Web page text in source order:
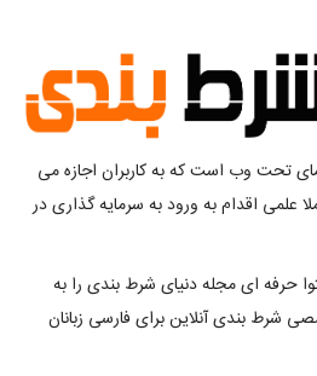
تحت وب است که به کاربران اجازه می
اقدام به ورود به سرمایه گذاری در
حرفه ای مجله دنیای شرط بندی را به
شرط بندی آنلاین برای فارسی زبانان